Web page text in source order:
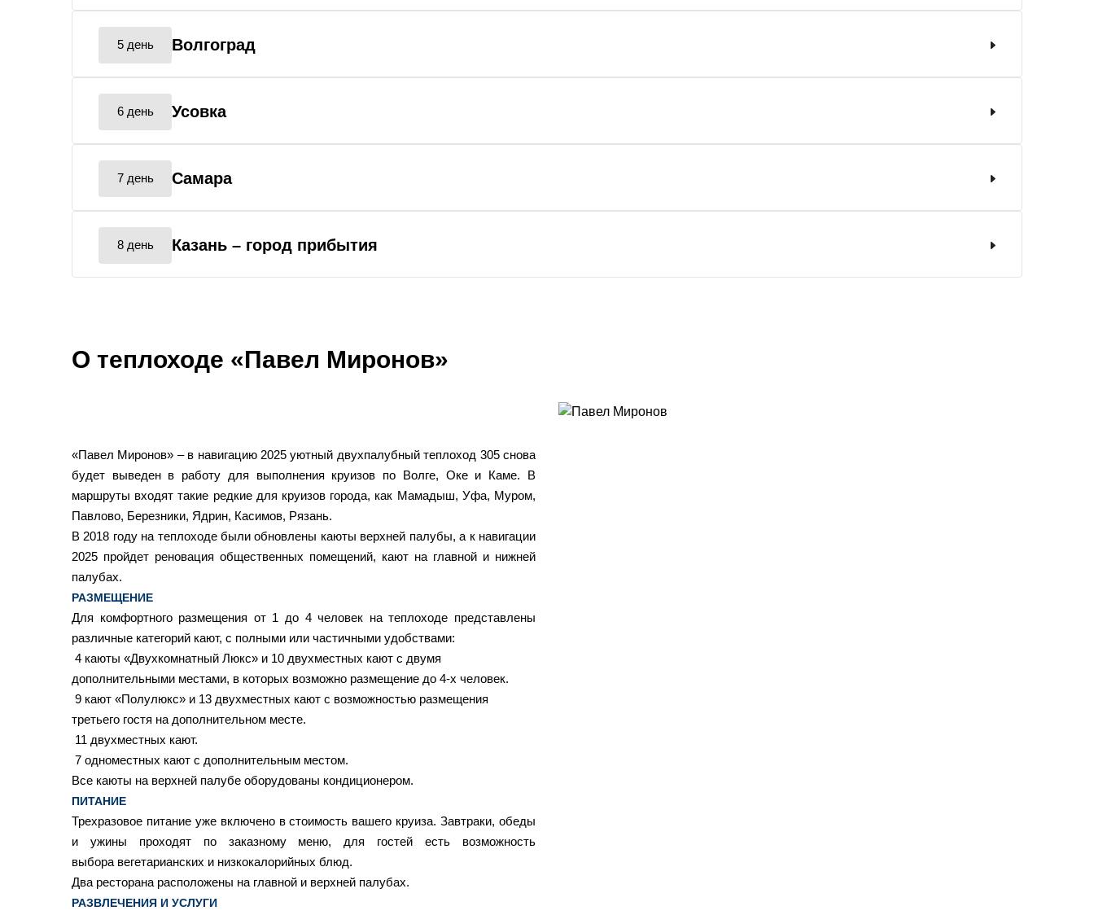
5 день Волгоград
6 день Усовка
7 день Самара
8 день Казань – город прибытия
О теплоходе «Павел Миронов»
«Павел Миронов» – в навигацию 2025 уютный двухпалубный теплоход 305 снова
будет выведен в работу для выполнения круизов по Волге, Оке и Каме. В
маршруты входят такие редкие для круизов города, как Мамадыш, Уфа, Муром,
Павлово, Березники, Ядрин, Касимов, Рязань.
В 2018 году на теплоходе были обновлены каюты верхней палубы, а к навигации
2025 пройдет реновация общественных помещений, кают на главной и нижней
палубах.
РАЗМЕЩЕНИЕ
Для комфортного размещения от 1 до 4 человек на теплоходе представлены
различные категорий кают, с полными или частичными удобствами:
4 каюты «Двухкомнатный Люкс» и 10 двухместных кают с двумя
дополнительными местами, в которых возможно размещение до 4-х человек.
9 кают «Полулюкс» и 13 двухместных кают с возможностью размещения
третьего гостя на дополнительном месте.
11 двухместных кают.
7 одноместных кают с дополнительным местом.
Все каюты на верхней палубе оборудованы кондиционером.
ПИТАНИЕ
Трехразовое питание уже включено в стоимость вашего круиза. Завтраки, обеды
и ужины проходят по заказному меню, для гостей есть возможность
выбора вегетарианских и низкокалорийных блюд.
Два ресторана расположены на главной и верхней палубах.
РАЗВЛЕЧЕНИЯ И УСЛУГИ